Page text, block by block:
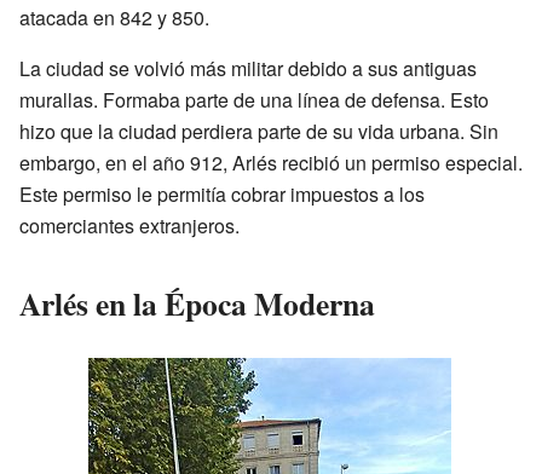
atacada en 842 y 850.
La ciudad se volvió más militar debido a sus antiguas
murallas. Formaba parte de una línea de defensa. Esto
hizo que la ciudad perdiera parte de su vida urbana. Sin
embargo, en el año 912, Arlés recibió un permiso especial.
Este permiso le permitía cobrar impuestos a los
comerciantes extranjeros.
Arlés en la Época Moderna